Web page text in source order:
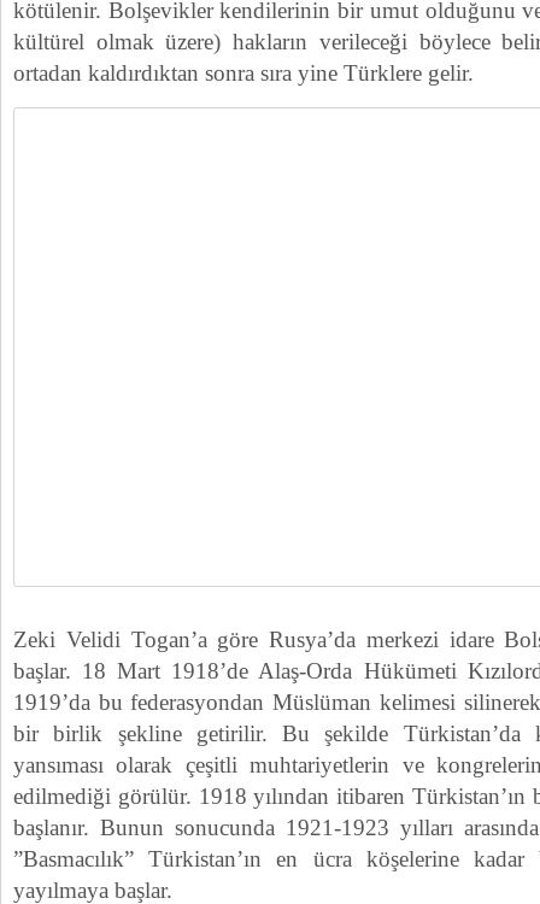
kötülenir. Bolşevikler kendilerinin bir umut olduğunu
kültürel olmak üzere) hakların verileceği böylece
ortadan kaldırdıktan sonra sıra yine Türklere gelir.
Zeki Velidi Togan’a göre Rusya’da merkezi idare
başlar. 18 Mart 1918’de Alaş-Orda Hükümeti
1919’da bu federasyondan Müslüman kelimesi
bir birlik şekline getirilir. Bu şekilde
yansıması olarak çeşitli muhtariyetlerin ve
edilmediği görülür. 1918 yılından itibaren
başlanır. Bunun sonucunda 1921-1923 yılları
”Basmacılık” Türkistan’ın en ücra köşelerine
yayılmaya başlar.